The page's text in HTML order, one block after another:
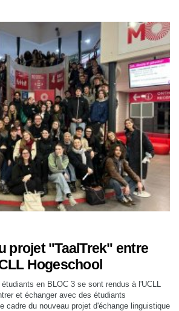
projet "TaalTrek" entre
Hogeschool
en BLOC 3 se sont rendus à l'UCLL
et échanger avec des étudiants
cadre du nouveau projet d'échange linguistique